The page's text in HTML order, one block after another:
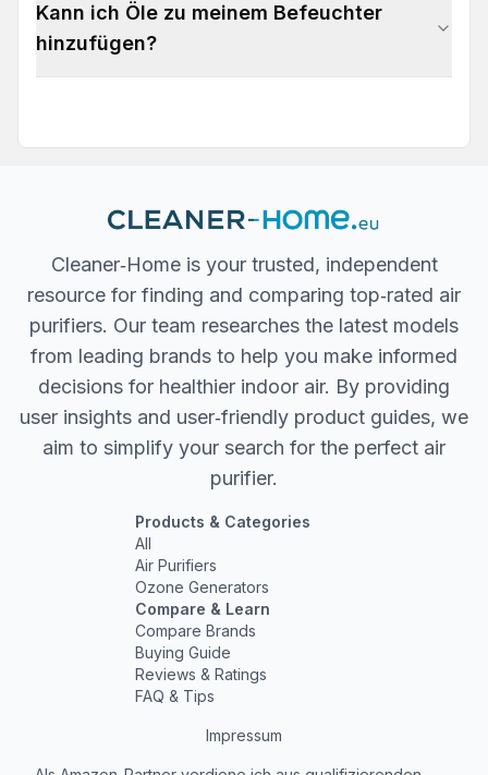
Kann ich Öle zu meinem Befeuchter
hinzufügen?
Cleaner‐Home is your trusted, independent
resource for finding and comparing top‐rated air
purifiers. Our team researches the latest models
from leading brands to help you make informed
decisions for healthier indoor air. By providing
user insights and user‐friendly product guides, we
aim to simplify your search for the perfect air
purifier.
Products & Categories
All
Air Purifiers
Ozone Generators
Compare & Learn
Compare Brands
Buying Guide
Reviews & Ratings
FAQ & Tips
Impressum